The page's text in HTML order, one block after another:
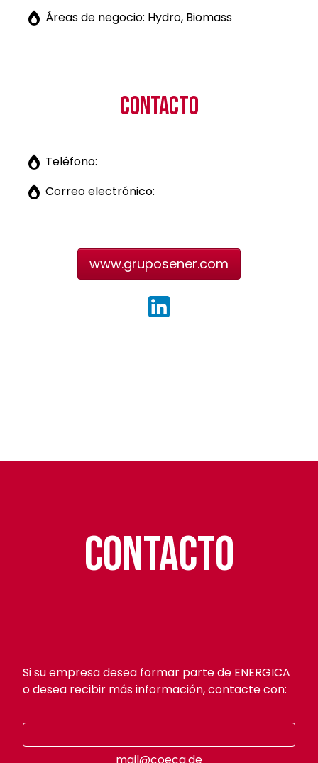
Áreas de negocio: Hydro, Biomass
CONTACTO
Teléfono:
Correo electrónico:
www.gruposener.com
Contacto
Si su empresa desea formar parte de ENERGICA
o desea recibir más información, contacte con: